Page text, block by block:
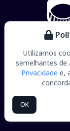
Home
Trabalhe
Utilizamos
semelhantes de
Privacidade e,
OK